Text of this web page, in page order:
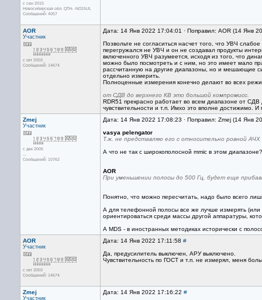
с сен 2015
Новосибирская обл. QTH- -NO15UL
Сообщений: 4057
AOR
Участник
с окт 2003
Сообщений: 14674
Дата: 14 Янв 2022 17:04:01 · Поправил: AOR (14 Янв
Позвольте не согласиться насчет того, что УВЧ
перегружался не УВЧ и он не создавал продукты
включенного УВЧ разумеется, исходя из того, что
можно было посмотреть и с ним, но это имеет мало
рассчитанную на другие диапазоны, но и мешающие
отдельно измерить.
Полноценные измерения конечно делают во всех
от СДВ до верхнего КВ это большой компромисс.
RDR51 прекрасно работает во всем диапазоне от
чувствительности и т.п. Имхо это вполне достижимо.
Zmej
Участник
с дек 2005
...
Сообщений: 10762
Дата: 14 Янв 2022 17:08:23 · Поправил: Zmej (14 Янв
vasya pelengator
Т.ж. не представляю его с относительно ровной АЧХ
А что не так с широкополосной mmic в этом диапазоне?
AOR
При уменьшении полосы до 500 Гц, будет еще
Понятно, что можно пересчитать, надо было всего
А для телефонной полосы все же лучше измерять (или
ориентироваться среди массы другой аппаратуры,
А MDS - в иностранных методиках исторически с
AOR
Участник
с окт 2003
Сообщений: 14674
Дата: 14 Янв 2022 17:11:58 #
Да, предусилитель выключен, АРУ выключено.
Чувствительность по ГОСТ и т.п. не измерял, меня
Zmej
Участник
Дата: 14 Янв 2022 17:16:22 #